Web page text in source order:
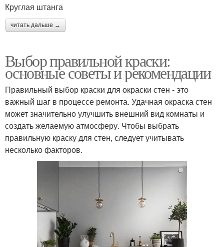
Круглая штанга
читать дальше →
Выбор правильной краски:
основные советы и рекомендации
Правильный выбор краски для окраски стен - это
важный шаг в процессе ремонта. Удачная окраска стен
может значительно улучшить внешний вид комнаты и
создать желаемую атмосферу. Чтобы выбрать
правильную краску для стен, следует учитывать
несколько факторов.